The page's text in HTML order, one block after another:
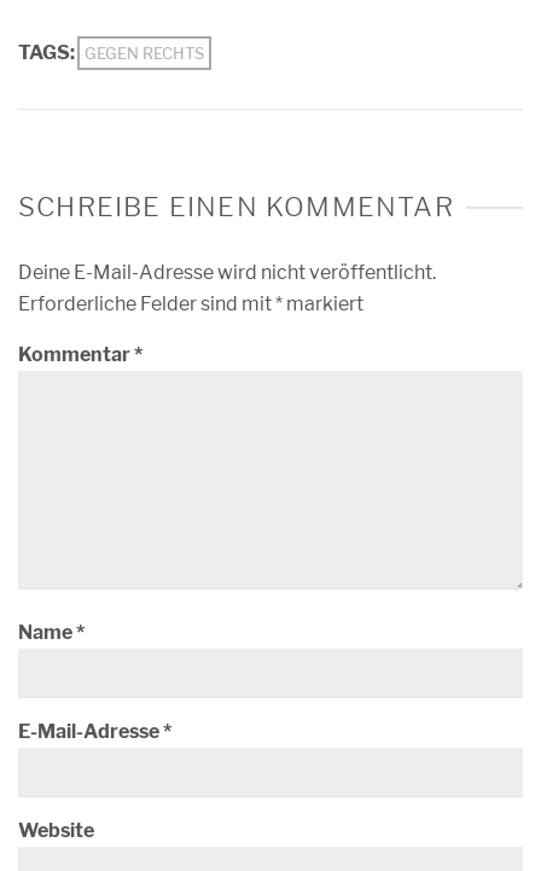
TAGS: GEGEN RECHTS
SCHREIBE EINEN KOMMENTAR
Deine E-Mail-Adresse wird nicht veröffentlicht.
Erforderliche Felder sind mit* markiert
Kommentar*
Name*
E-Mail-Adresse*
Website